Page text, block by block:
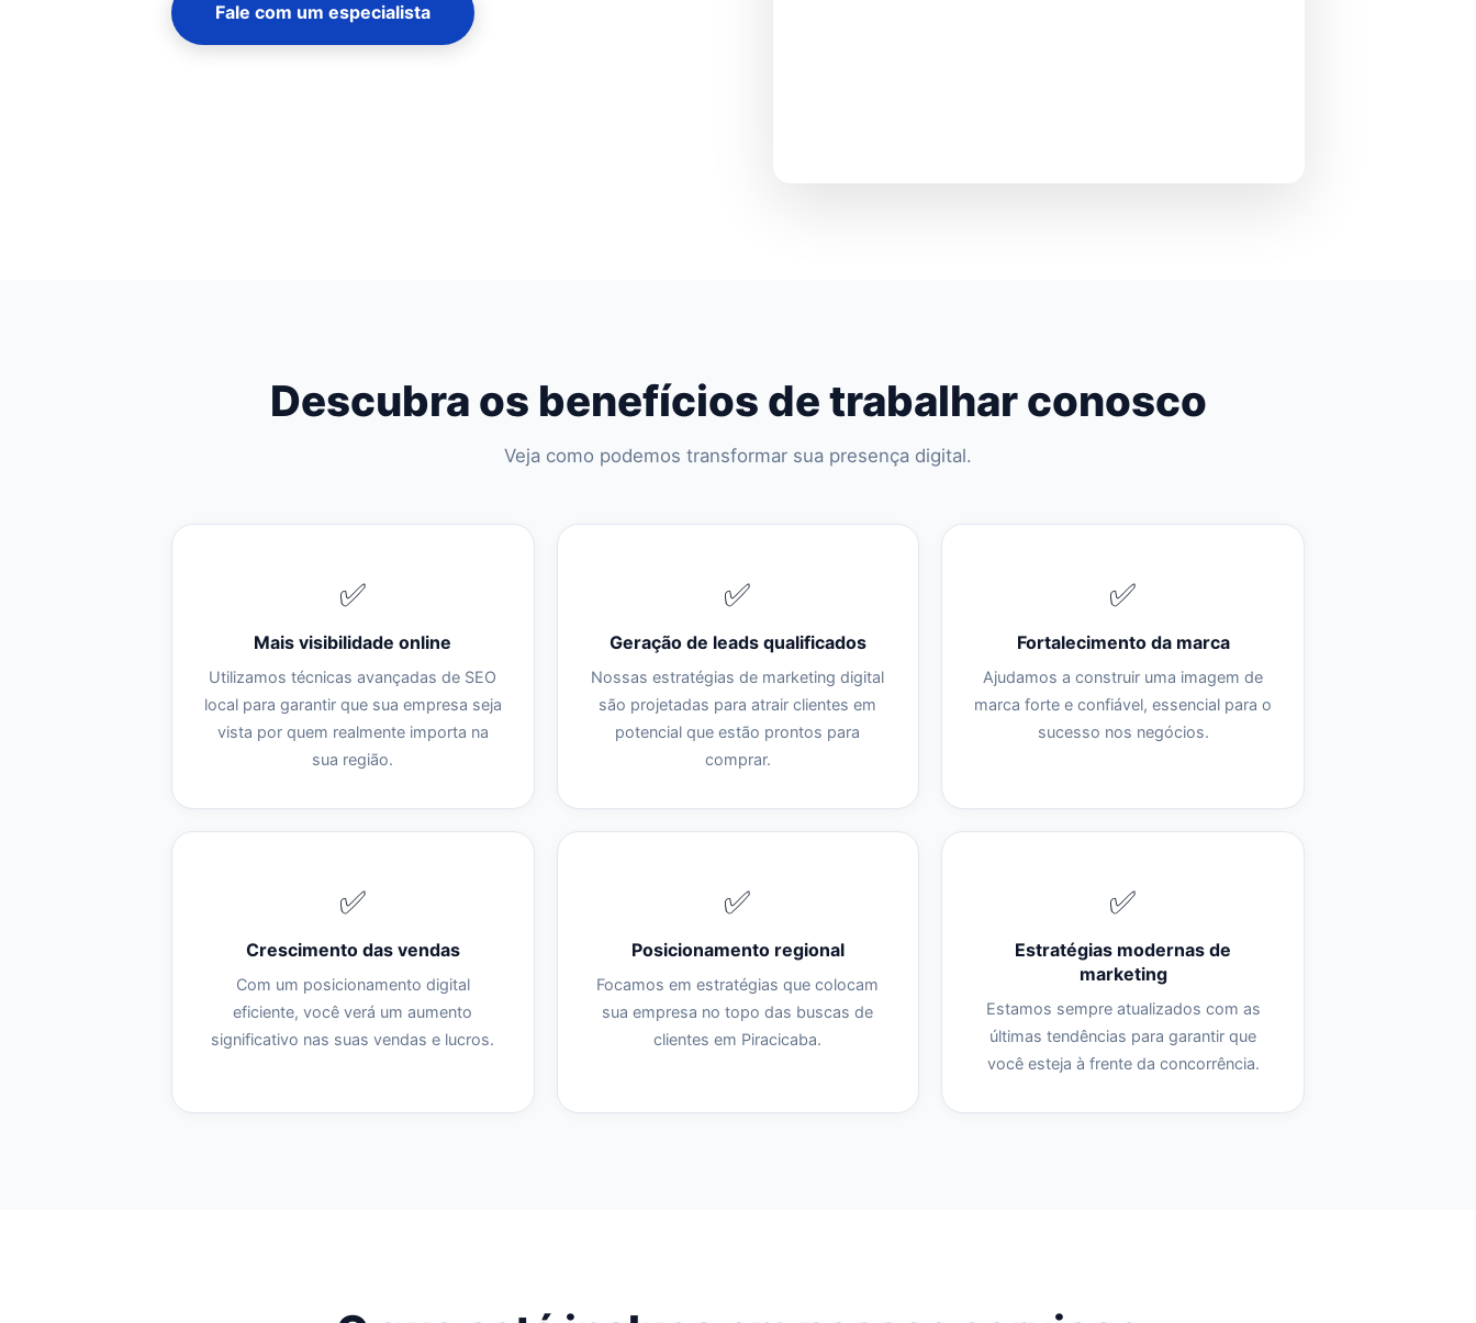
Fale com um especialista
Descubra os benefícios de trabalhar conosco
Veja como podemos transformar sua presença digital.
✅
Mais visibilidade online
Utilizamos técnicas avançadas de SEO
local para garantir que sua empresa seja
vista por quem realmente importa na
sua região.
✅
Geração de leads qualificados
Nossas estratégias de marketing digital
são projetadas para atrair clientes em
potencial que estão prontos para
comprar.
✅
Fortalecimento da marca
Ajudamos a construir uma imagem de
marca forte e confiável, essencial para o
sucesso nos negócios.
✅
Crescimento das vendas
Com um posicionamento digital
eficiente, você verá um aumento
significativo nas suas vendas e lucros.
✅
Posicionamento regional
Focamos em estratégias que colocam
sua empresa no topo das buscas de
clientes em Piracicaba.
✅
Estratégias modernas de
marketing
Estamos sempre atualizados com as
últimas tendências para garantir que
você esteja à frente da concorrência.